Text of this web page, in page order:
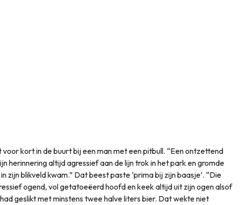
kort in de buurt bij een man met een pitbull. “Een ontzettend
herinnering altijd agressief aan de lijn trok in het park en gromde
zijn blikveld kwam.” Dat beest paste ‘prima bij zijn baasje’. “Die
ogend, vol getatoeëerd hoofd en keek altijd uit zijn ogen alsof
geslikt met minstens twee halve liters bier. Dat wekte niet